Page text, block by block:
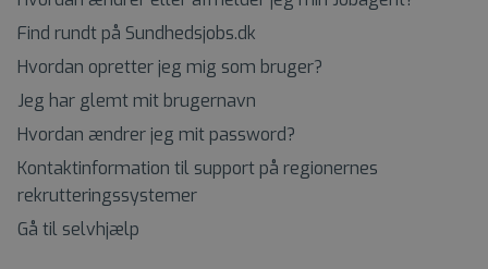
Find rundt på Sundhedsjobs.dk
Hvordan opretter jeg mig som bruger?
Jeg har glemt mit brugernavn
Hvordan ændrer jeg mit password?
Kontaktinformation til support på regionernes
rekrutteringssystemer
Gå til selvhjælp